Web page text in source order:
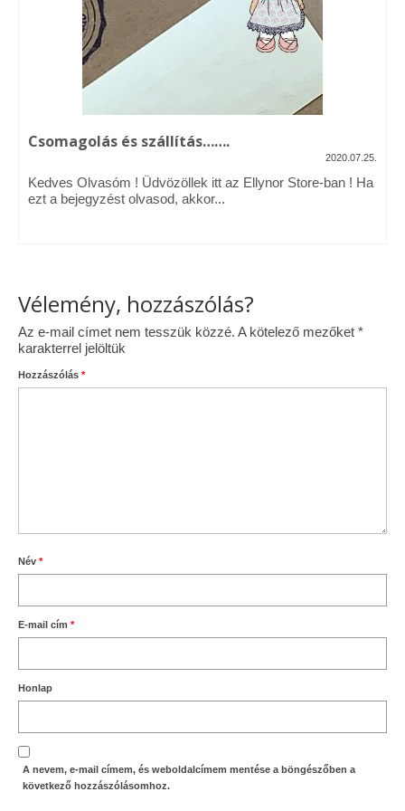
Vásárok, ahol velem is találkozhattál…
Alapanyagok, kellékek
Ellynor története
Adatkezelési tájékoztató
Csomagolás és szállítás…….
2020.07.25.
Kedves Olvasóm ! Üdvözöllek itt az Ellynor Store-ban ! Ha
ezt a bejegyzést olvasod, akkor...
Vélemény, hozzászólás?
Az e-mail címet nem tesszük közzé. A kötelező mezőket *
karakterrel jelöltük
Hozzászólás *
Név *
E-mail cím *
Honlap
A nevem, e-mail címem, és weboldalcímem mentése a böngészőben a
következő hozzászólásomhoz.